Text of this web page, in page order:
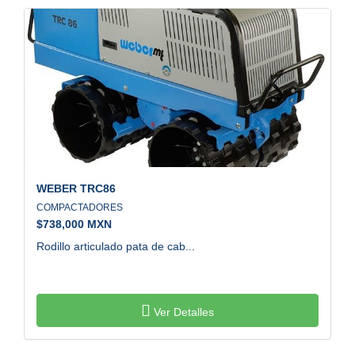
WEBER TRC86
COMPACTADORES
$738,000 MXN
Rodillo articulado pata de cab...
Ver Detalles